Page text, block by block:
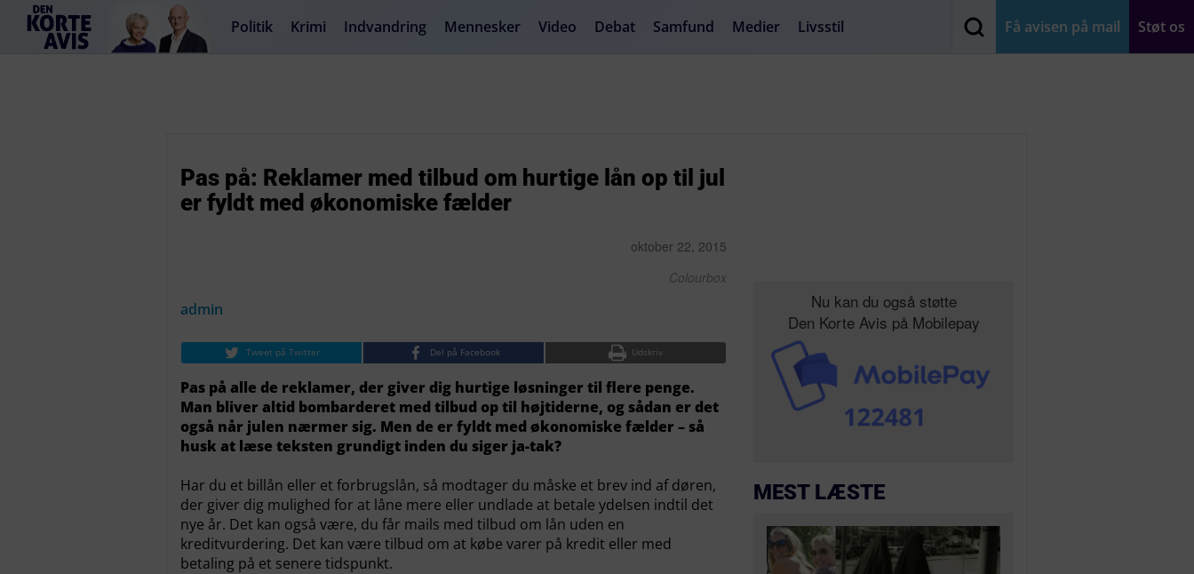
Få avisen på mail Støt os
Politik Krimi Indvandring Mennesker Video Debat Samfund Medier Livsstil
Pas på: Reklamer med tilbud om hurtige lån op til jul
er fyldt med økonomiske fælder
oktober 22, 2015
Colourbox
admin
Tweet på Twitter Del på Facebook Udskriv
Pas på alle de reklamer, der giver dig hurtige løsninger til flere penge.
Man bliver altid bombarderet med tilbud op til højtiderne, og sådan er det
også når julen nærmer sig. Men de er fyldt med økonomiske fælder – så
husk at læse teksten grundigt inden du siger ja-tak?
Har du et billån eller et forbrugslån, så modtager du måske et brev ind af døren,
der giver dig mulighed for at låne mere eller undlade at betale ydelsen indtil det
nye år. Det kan også være, du får mails med tilbud om lån uden en
kreditvurdering. Det kan være tilbud om at købe varer på kredit eller med
betaling på et senere tidspunkt.
Nu kan du også støtte
Den Korte Avis på Mobilepay
MEST LÆSTE